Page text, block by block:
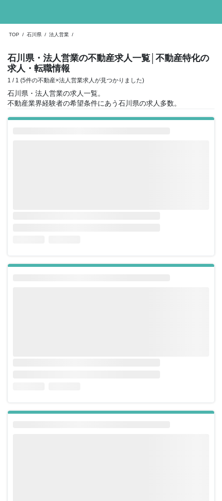
TOP / 石川県 / 法人営業 /
石川県・法人営業の不動産求人一覧 │不動産特化の
求人・転職情報
1 / 1 (5件の不動産×法人営業求人が見つかりました)
石川県・法人営業の求人一覧。
不動産業界経験者の希望条件にあう石川県の求人多数。